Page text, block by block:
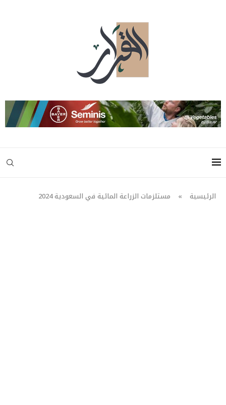
الرئيسية » مستلزمات الزراعة المائية في السعودية 2024